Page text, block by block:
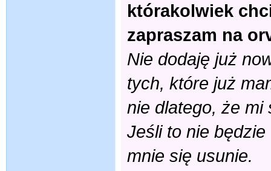
którakolwiek
zapraszam na
Nie dodaję już
tych, które już
nie dlatego, że mi
Jeśli to nie
mnie się usunie.